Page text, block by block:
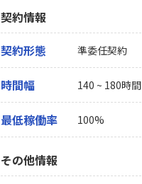
契約情報
契約形態
準委任契約
時間幅 140 ~ 180時間
最低稼働率 100%
その他情報